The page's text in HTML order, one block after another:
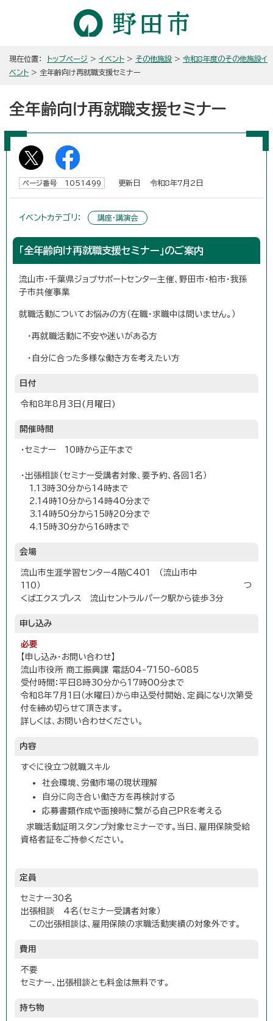
現在位置： トップページ > イベント > その他施設 > 令和8年度のその他施設イ
ベント > 全年齢向け再就職支援セミナー
全年齢向け再就職支援セミナー
ページ番号 1051499 更新日 令和8年7月2日
イベントカテゴリ： 講座・講演会
「全年齢向け再就職支援セミナー」のご案内
流山市・千葉県ジョブサポートセンター主催、野田市・柏市・我孫
子市共催事業
就職活動についてお悩みの方（在職・求職中は問いません。）
・再就職活動に不安や迷いがある方
・自分に合った多様な働き方を考えたい方
日付
令和8年8月3日(月曜日)
開催時間
・セミナー 10時から正午まで
・出張相談（セミナー受講者対象、要予約、各回1名）
1.13時30分から14時まで
2.14時10分から14時40分まで
3.14時50分から15時20分まで
4.15時30分から16時まで
会場
流山市生涯学習センター4階C401 （流山市中
110） つ
くばエクスプレス 流山セントラルパーク駅から徒歩3分
申し込み
必要
【申し込み・お問い合わせ】
流山市役所 商工振興課 電話04-7150-6085
受付時間：平日8時30分から17時00分まで
令和8年7月1日（水曜日）から申込受付開始、定員になり次第受
付を締め切らせて頂きます。
詳しくは、お問い合わせください。
内容
すぐに役立つ就職スキル
社会環境、労働市場の現状理解
自分に向き合い働き方を再検討する
応募書類作成や面接時に繋がる自己PRを考える
求職活動証明スタンプ対象セミナーです。当日、雇用保険受給
資格者証をご持参ください。
定員
セミナー30名
出張相談 4名（セミナー受講者対象）
この出張相談は、雇用保険の求職活動実績の対象外です。
費用
不要
セミナー、出張相談とも料金は無料です。
持ち物